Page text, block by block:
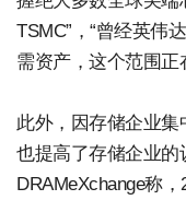
TSMC”，“曾经英伟
需资产，这个范围正
此外，因存储企业
也提高了存储企业的
DRAMeXchange称